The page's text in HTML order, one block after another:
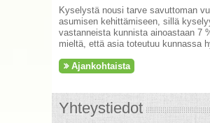
Kyselystä nousi tarve savuttoman
asumisen kehittämiseen, sillä
vastanneista kunnista ainoastaan 7
mieltä, että asia toteutuu kunnassa
Ajankohtaista
Yhteystiedot